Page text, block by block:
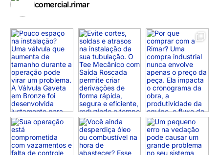
comercial.rimar